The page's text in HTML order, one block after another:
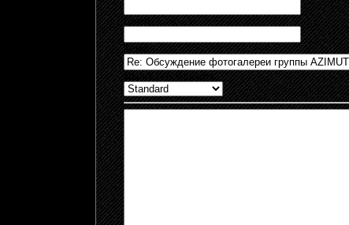
Email:
Тема:
Иконка сообщения: